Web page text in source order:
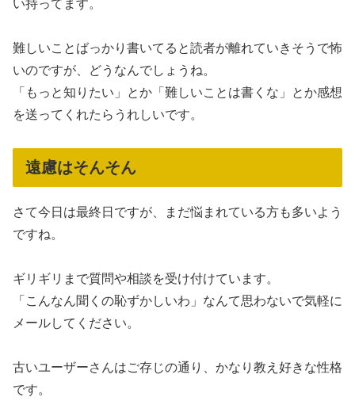
い持ってます。
難しいことばっかり書いてると読者が離れていきそうで怖
いのですが、どうなんでしょうね。
「もっと知りたい」とか「難しいことは書くな」とか感想
を送ってくれたらうれしいです。
遠慮はそんそん
さて今日は最終日ですが、まだ悩まれている方も多いよう
ですね。
ギリギリまで質問や相談を受け付けています。
「こんなん聞くの恥ずかしいわ」なんて思わないで気軽に
メールしてください。
古いユーザーさんはご存じの通り、かなり教え好きな性格
です。